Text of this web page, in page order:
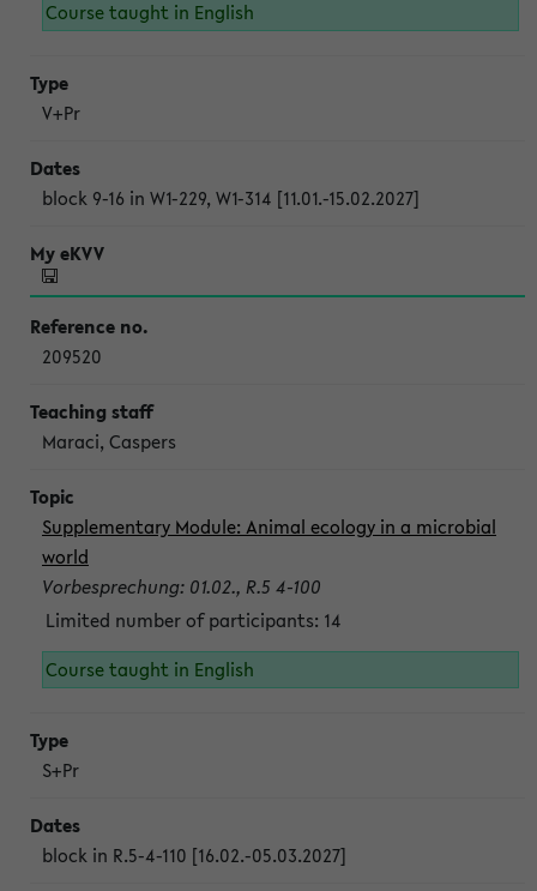
Course taught in English
V+Pr
block 9-16 in W1-229, W1-314 [11.01.-15.02.2027]
209520
Maraci, Caspers
Supplementary Module: Animal ecology in a microbial
world
Vorbesprechung: 01.02., R.5 4-100
Limited number of participants: 14
Course taught in English
S+Pr
block in R.5-4-110 [16.02.-05.03.2027]